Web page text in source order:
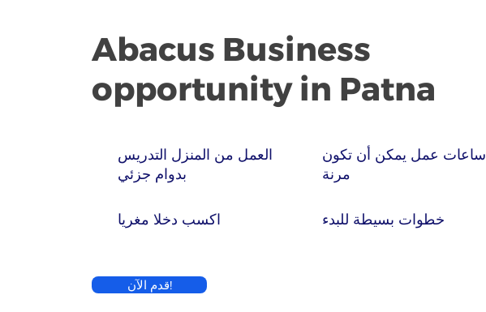
Abacus Business
opportunity in Patna
العمل من المنزل التدريس
بدوام جزئي
ساعات عمل يمكن أن تكون
مرنة
اكسب دخلا مغريا خطوات بسيطة للبدء
قدم الآن!